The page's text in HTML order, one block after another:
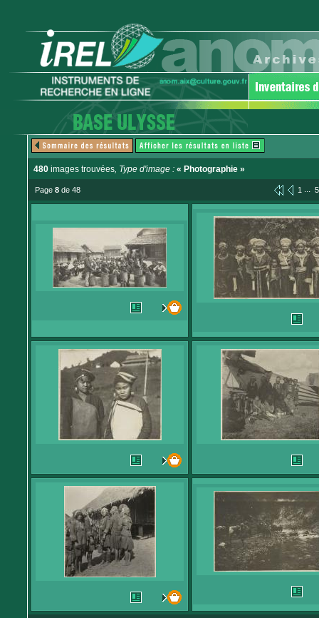
480 images trouvées, Type d'image : « Photographie »
Page 8 de 48 1 ... 5